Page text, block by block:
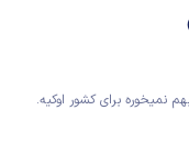
نمیخوره برای کشور اوکیه.